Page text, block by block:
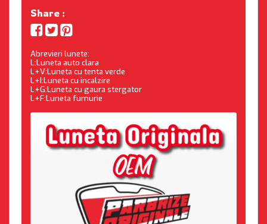
Share :
Abrevieri lunete:
L:Luneta auto clara
L+V:Luneta cu tenta verde
L+I:Luneta cu incalzire
L+G:Luneta cu gaura stergator
L+F:Luneta fumurie